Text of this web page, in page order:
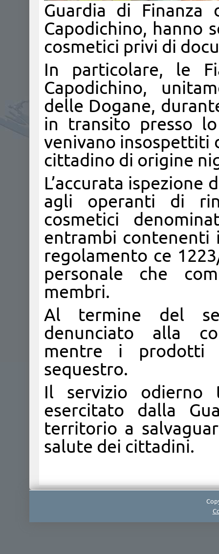
Guardia di Finanza
Capodichino, hanno
cosmetici privi di
In particolare, le
Capodichino,
delle Dogane,
in transito presso
venivano insospettiti
cittadino di origine
L’accurata
agli operanti di
cosmetici
entrambi contenenti
regolamento ce
personale che
membri.
Al termine del
denunciato alla
mentre i prodotti
sequestro.
Il servizio odierno
esercitato dalla
territorio a
salute dei cittadini.